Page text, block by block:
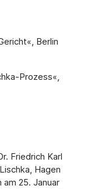
Berlin
Prozess«,
Friedrich Karl
Hagen
25. Januar